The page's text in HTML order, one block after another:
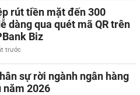
rút tiền mặt đến 300
dàng qua quét mã QR trên
Biz
trước
sự rời ngành ngân hàng
năm 2026